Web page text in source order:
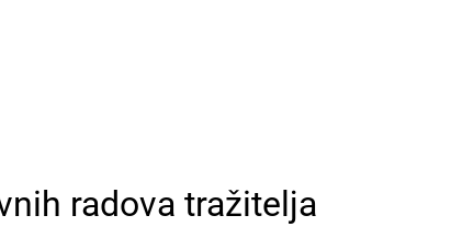
radova tražitelja